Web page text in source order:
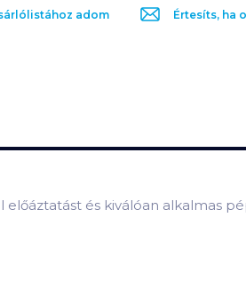
adom Értesíts, ha
és kiválóan alkalmas